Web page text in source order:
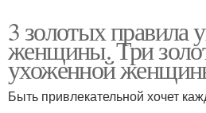
3 золотых правила
женщины. Три
ухоженной
Быть привлекательной хочет